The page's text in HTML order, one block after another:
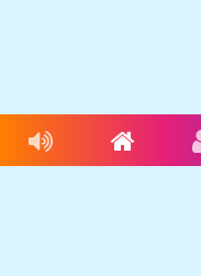
Livres audioAccueil